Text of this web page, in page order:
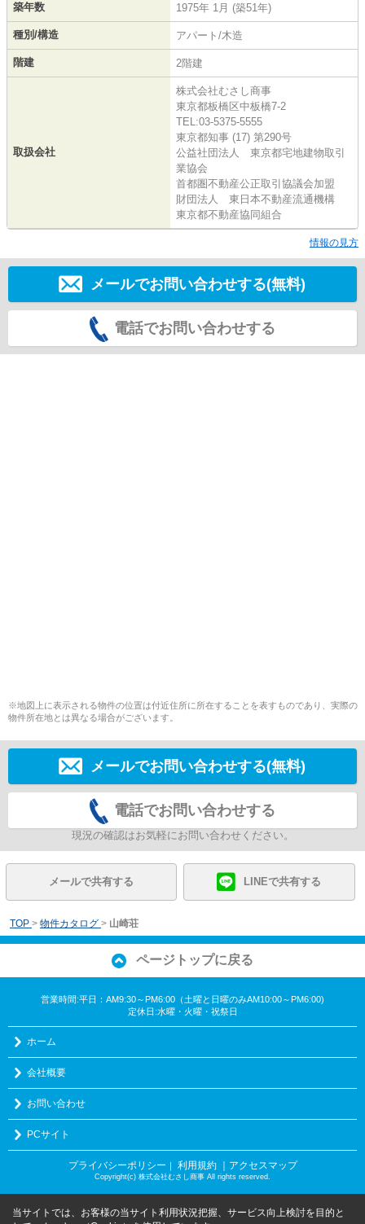
築年数 1975年 1月 (築51年)
種別/構造 アパート/木造
階建 2階建
取扱会社
株式会社むさし商事
東京都板橋区中板橋7-2
TEL:03-5375-5555
東京都知事 (17) 第290号
公益社団法人 東京都宅地建物取引
業協会
首都圏不動産公正取引協議会加盟
財団法人 東日本不動産流通機構
東京都不動産協同組合
情報の見方
メールでお問い合わせする(無料)
電話でお問い合わせする
※地図上に表示される物件の位置は付近住所に所在することを表すものであり、実際の
物件所在地とは異なる場合がございます。
メールでお問い合わせする(無料)
電話でお問い合わせする
現況の確認はお気軽にお問い合わせください。
メールで共有する LINEで共有する
TOP > 物件カタログ > 山崎荘
ページトップに戻る
営業時間:平日：AM9:30～PM6:00（土曜と日曜のみAM10:00～PM6:00)
定休日:水曜・火曜・祝祭日
ホーム
会社概要
お問い合わせ
PCサイト
プライバシーポリシー 利用規約 ｜アクセスマップ
Copyright(c) 株式会社むさし商事 All rights reserved.
当サイトでは、お客様の当サイト利用状況把握、サービス向上検討を目的と